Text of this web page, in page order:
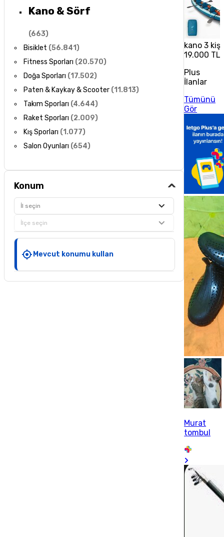
Kano & Sörf
(663)
Bisiklet (56.841)
Fitness Sporları (20.570)
Doğa Sporları (17.502)
Paten & Kaykay & Scooter (11.813)
Takım Sporları (4.644)
Raket Sporları (2.009)
Kış Sporları (1.077)
Salon Oyunları (654)
Konum
İl seçin
İlçe seçin
Mevcut konumu kullan
kano 3
19.000 TL
Plus
İlanlar
Tümünü
Gör
Murat
tombul